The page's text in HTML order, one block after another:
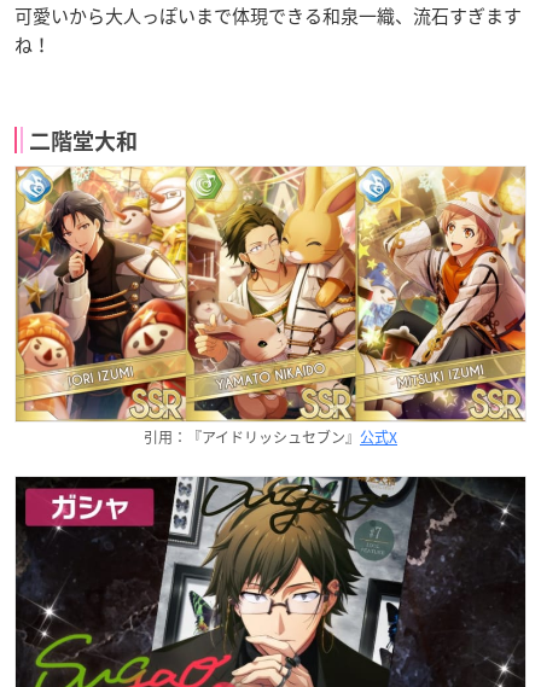
可愛いから大人っぽいまで体現できる和泉一織、流石すぎます
ね！
二階堂大和
引用：『アイドリッシュセブン』 公式X